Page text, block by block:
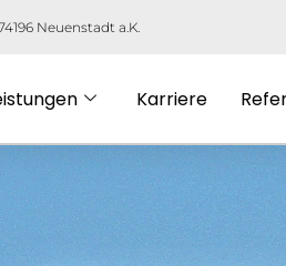
Neuenstadt a.K.
Karriere